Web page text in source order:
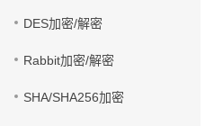
DES加密/解密
Rabbit加密/解密
SHA/SHA256加密